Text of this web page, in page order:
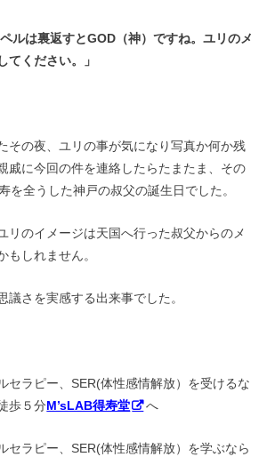
ペルは裏返すとGOD（神）ですね。ユリのメ
てください。」
その夜、ユリの事が気になり写真か何か残
戚に今回の件を連絡したらたまたま、その
を全うした神戸の叔父の誕生日でした。
リのイメージは天国へ行った叔父からのメ
もしれません。
議さを実感する出来事でした。
セラピー、SER(体性感情解放）を受けるな
歩５分M’sLAB得寿堂 へ
セラピー、SER(体性感情解放）を学ぶなら